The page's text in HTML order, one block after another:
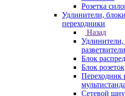
Розетка
Удлинители,
переходники
Назад
Удлинители,
Блок
Блок
Переходник
Сетевой